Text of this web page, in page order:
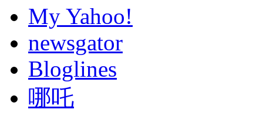
My Yahoo!
newsgator
Bloglines
哪吒